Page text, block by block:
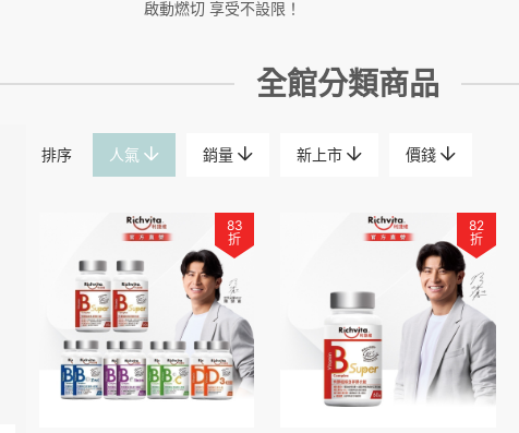
啟動燃切 享受不設限！
全館分類商品
排序 人氣 銷量 新上市 價錢
83
折
82
折